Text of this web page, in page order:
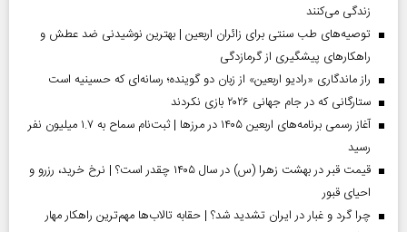
زندگی می‌کنند
توصیه‌های طب سنتی برای زائران اربعین | بهترین نوشیدنی ضد عطش و
راهکارهای پیشگیری از گرمازدگی
راز ماندگاری «رادیو اربعین» از زبان دو گوینده؛ رسانه‌ای که حسینیه است
ستارگانی که در جام جهانی ۲۰۲۶ بازی نکردند
آغاز رسمی برنامه‌های اربعین ۱۴۰۵ در مرز‌ها | ثبت‌نام سماح به ۱.۷ میلیون نفر
رسید
قیمت قبر در بهشت زهرا (س) در سال ۱۴۰۵ چقدر است؟ | نرخ خرید، رزرو و
احیای قبور
چرا گرد و غبار در ایران تشدید شد؟ | حقابه تالاب‌ها مهم‌ترین راهکار مهار